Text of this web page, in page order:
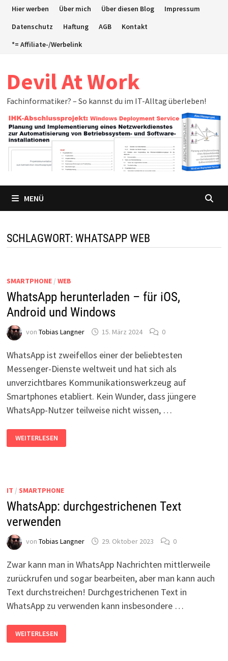
ZumHier werben Über mich Über diesen Blog
Impressum
Datenschutz
Haftung AGB
Kontakt
*= Affiliate-/Werbelink
Devil At Work
Fachinformatiker? – So kannst du im IT-Alltag überleben!
MENÜ
SCHLAGWORT: WHATSAPP WEB
SMARTPHONE/ WEB
WhatsApp herunterladen – für iOS,
Android und Windows
von Tobias Langner 15. März 2024 0
WhatsApp ist zweifellos einer der beliebtesten
Messenger-Dienste weltweit und hat sich als
unverzichtbares Kommunikationswerkzeug auf
Smartphones etabliert. Kein Wunder, dass jüngere
WhatsApp-Nutzer teilweise nicht wissen, …
WHATSAPP
HERUNTERLADEN
–
WEITERLESEN
IT / SMARTPHONE
WhatsApp: durchgestrichenen Text
verwenden
von Tobias Langner 29. Oktober 2023 0
Zwar kann man in WhatsApp Nachrichten mittlerweile
zurückrufen und sogar bearbeiten, aber man kann auch
Text durchstreichen! Durchgestrichenen Text in
WhatsApp zu verwenden kann insbesondere …
WHATSAPP:
DURCHGESTRICHENEN
TEXT
WEITERLESEN